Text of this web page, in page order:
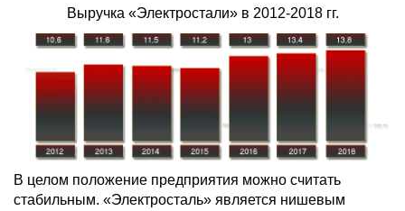
Выручка «Электростали» в 2012-2018 гг.
В целом положение предприятия можно считать
стабильным. «Электросталь» является нишевым